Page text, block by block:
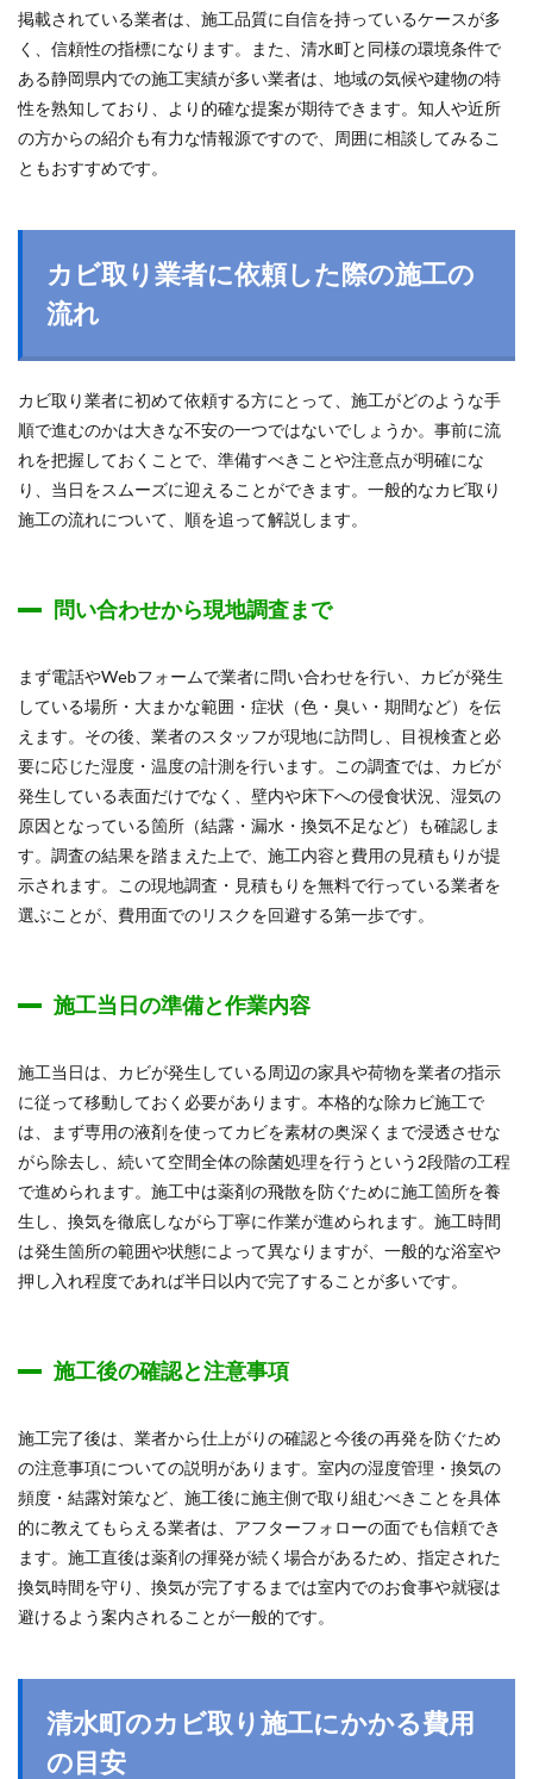
掲載されている業者は、施工品質に自信を持っているケースが多
く、信頼性の指標になります。また、清水町と同様の環境条件で
ある静岡県内での施工実績が多い業者は、地域の気候や建物の特
性を熟知しており、より的確な提案が期待できます。知人や近所
の方からの紹介も有力な情報源ですので、周囲に相談してみるこ
ともおすすめです。
カビ取り業者に依頼した際の施工の
流れ
カビ取り業者に初めて依頼する方にとって、施工がどのような手
順で進むのかは大きな不安の一つではないでしょうか。事前に流
れを把握しておくことで、準備すべきことや注意点が明確にな
り、当日をスムーズに迎えることができます。一般的なカビ取り
施工の流れについて、順を追って解説します。
問い合わせから現地調査まで
まず電話やWebフォームで業者に問い合わせを行い、カビが発生
している場所・大まかな範囲・症状（色・臭い・期間など）を伝
えます。その後、業者のスタッフが現地に訪問し、目視検査と必
要に応じた湿度・温度の計測を行います。この調査では、カビが
発生している表面だけでなく、壁内や床下への侵食状況、湿気の
原因となっている箇所（結露・漏水・換気不足など）も確認しま
す。調査の結果を踏まえた上で、施工内容と費用の見積もりが提
示されます。この現地調査・見積もりを無料で行っている業者を
選ぶことが、費用面でのリスクを回避する第一歩です。
施工当日の準備と作業内容
施工当日は、カビが発生している周辺の家具や荷物を業者の指示
に従って移動しておく必要があります。本格的な除カビ施工で
は、まず専用の液剤を使ってカビを素材の奥深くまで浸透させな
がら除去し、続いて空間全体の除菌処理を行うという2段階の工程
で進められます。施工中は薬剤の飛散を防ぐために施工箇所を養
生し、換気を徹底しながら丁寧に作業が進められます。施工時間
は発生箇所の範囲や状態によって異なりますが、一般的な浴室や
押し入れ程度であれば半日以内で完了することが多いです。
施工後の確認と注意事項
施工完了後は、業者から仕上がりの確認と今後の再発を防ぐため
の注意事項についての説明があります。室内の湿度管理・換気の
頻度・結露対策など、施工後に施主側で取り組むべきことを具体
的に教えてもらえる業者は、アフターフォローの面でも信頼でき
ます。施工直後は薬剤の揮発が続く場合があるため、指定された
換気時間を守り、換気が完了するまでは室内でのお食事や就寝は
避けるよう案内されることが一般的です。
清水町のカビ取り施工にかかる費用
の目安